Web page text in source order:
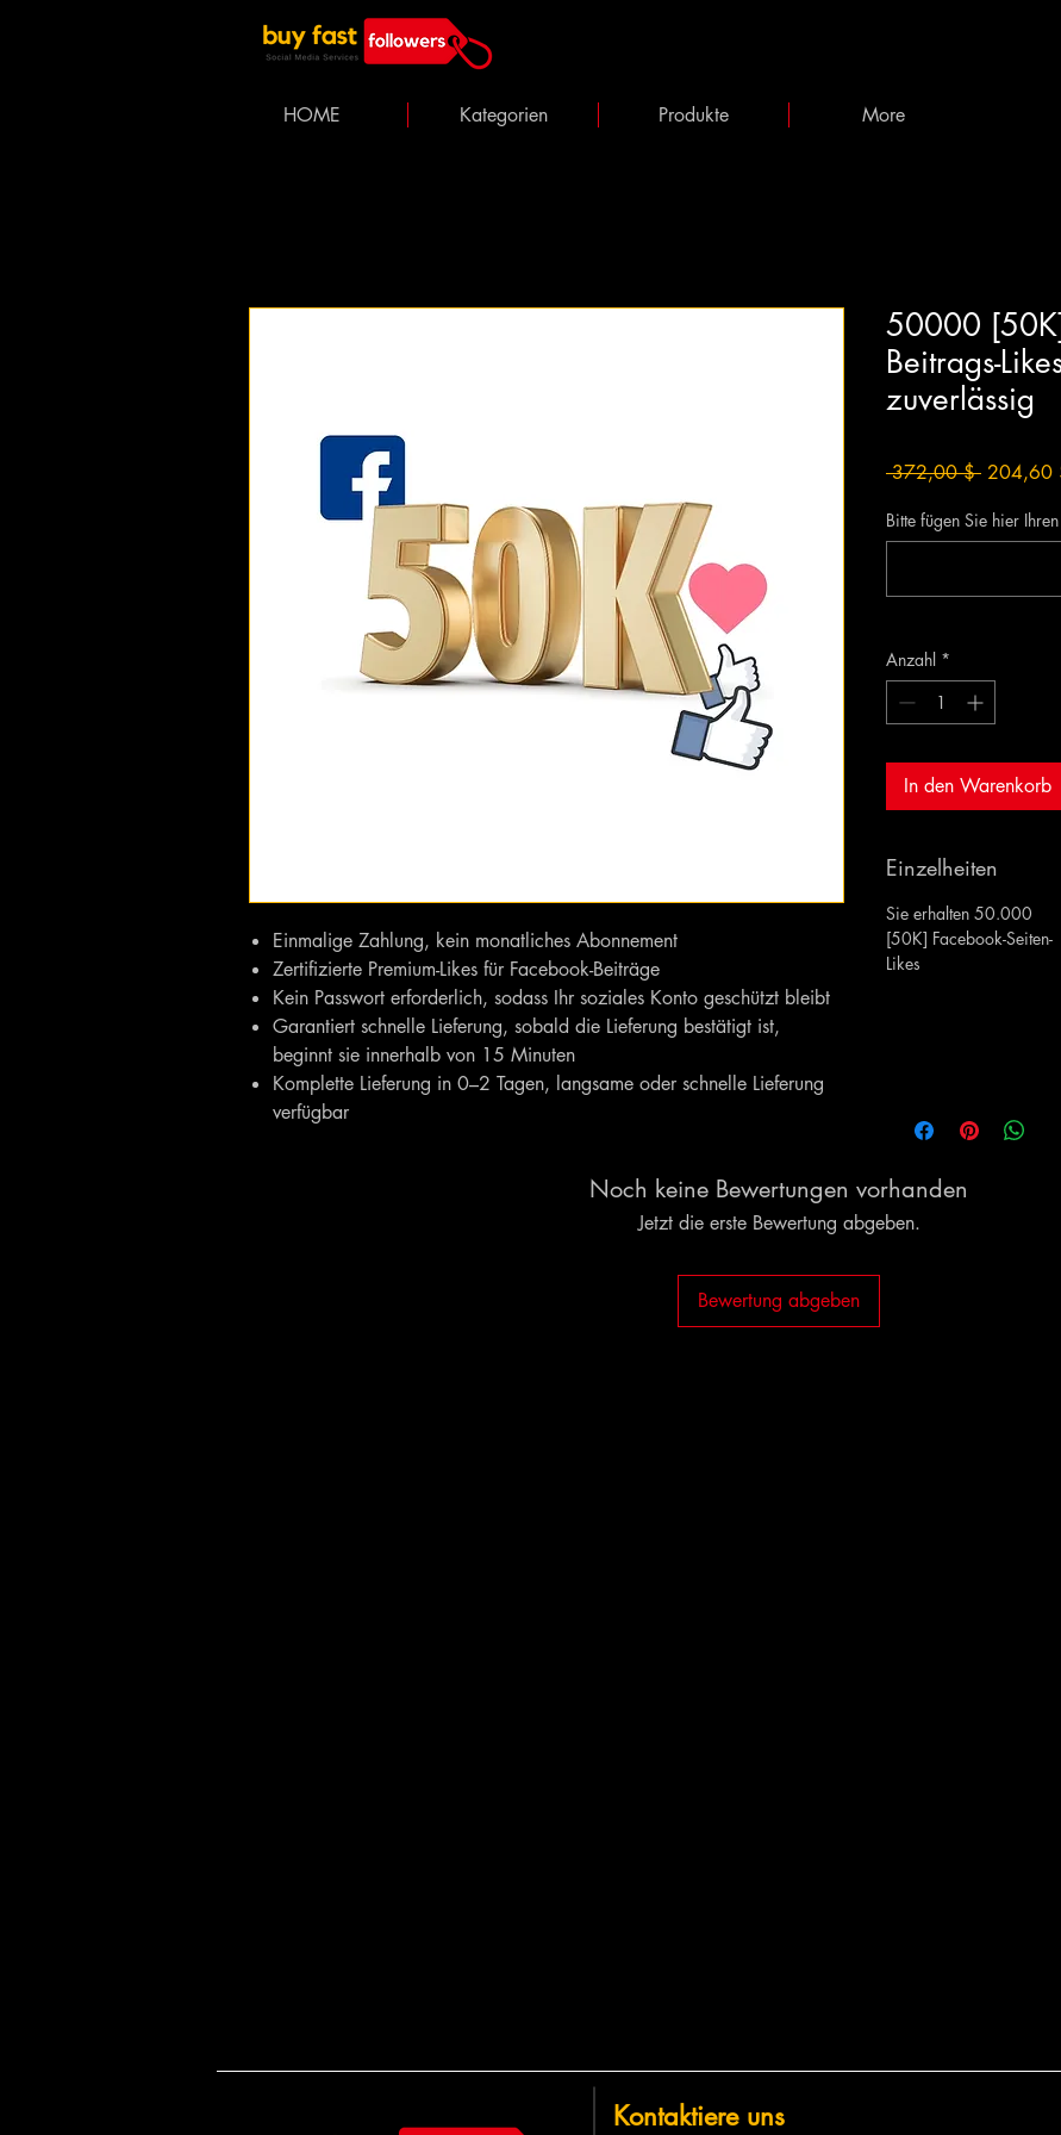
HOME Kategorien Produkte More
Einmalige Zahlung, kein monatliches Abonnement
Zertifizierte Premium-Likes für Facebook-Beiträge
Kein Passwort erforderlich, sodass Ihr soziales Konto geschützt bleibt
Garantiert schnelle Lieferung, sobald die Lieferung bestätigt ist,
beginnt sie innerhalb von 15 Minuten
Komplette Lieferung in 0–2 Tagen, langsame oder schnelle Lieferung
verfügbar
50000
Beitrags-
zuverlässig
372,00 $ 204,60
Bitte fügen Sie hier
Anzahl *
In den Warenkorb
Einzelheiten
Sie erhalten 50.000
[50K] Facebook-Seiten-
Likes
Noch keine Bewertungen vorhanden
Jetzt die erste Bewertung abgeben.
Bewertung abgeben
Kontaktiere uns